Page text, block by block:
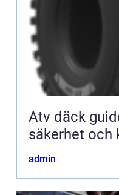
Atv däck guide för bättre grepp,
säkerhet och
admin